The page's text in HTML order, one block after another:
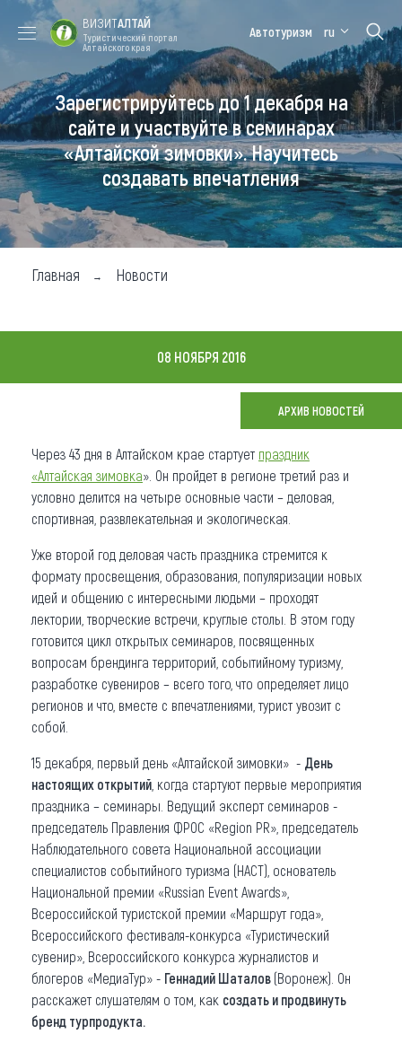
Форум VISIT
ALTAI
Цветение
маральника
Медицинский
форум
Алтайская
зимовка
Туры
Где побывать
Чем заняться
Где остановиться
О регионе
Коллекция впечатлений
Другие рубрики
ВИЗИТАЛТАЙ
Туристический портал
Алтайского края
Автотуризм ru
Зарегистрируйтесь до 1 декабря на
сайте и участвуйте в семинарах
«Алтайской зимовки». Научитесь
создавать впечатления
Главная Новости
08 НОЯБРЯ 2016
АРХИВ НОВОСТЕЙ
Через 43 дня в Алтайском крае стартует праздник
«Алтайская зимовка». Он пройдет в регионе третий раз и
условно делится на четыре основные части – деловая,
спортивная, развлекательная и экологическая.
Уже второй год деловая часть праздника стремится к
формату просвещения, образования, популяризации новых
идей и общению с интересными людьми – проходят
лектории, творческие встречи, круглые столы. В этом году
готовится цикл открытых семинаров, посвященных
вопросам брендинга территорий, событийному туризму,
разработке сувениров – всего того, что определяет лицо
регионов и что, вместе с впечатлениями, турист увозит с
собой.
15 декабря, первый день «Алтайской зимовки» - День
настоящих открытий , когда стартуют первые мероприятия
праздника – семинары. Ведущий эксперт семинаров -
председатель Правления ФРОС «Region PR», председатель
Наблюдательного совета Национальной ассоциации
специалистов событийного туризма (НАСТ), основатель
Национальной премии «Russian Event Awards»,
Всероссийской туристской премии «Маршрут года»,
Всероссийского фестиваля-конкурса «Туристический
сувенир», Всероссийского конкурса журналистов и
блогеров «МедиаТур» - Геннадий Шаталов (Воронеж). Он
расскажет слушателям о том, как создать и продвинуть
бренд турпродукта.